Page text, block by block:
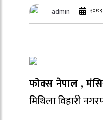
admin २०७९
फोक्स नेपाल ,
मिथिला विहारी